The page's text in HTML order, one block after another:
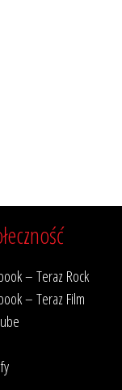
– Teraz Rock
– Teraz Film